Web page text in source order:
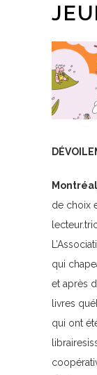
de choix
qui
et après
livres
qui ont